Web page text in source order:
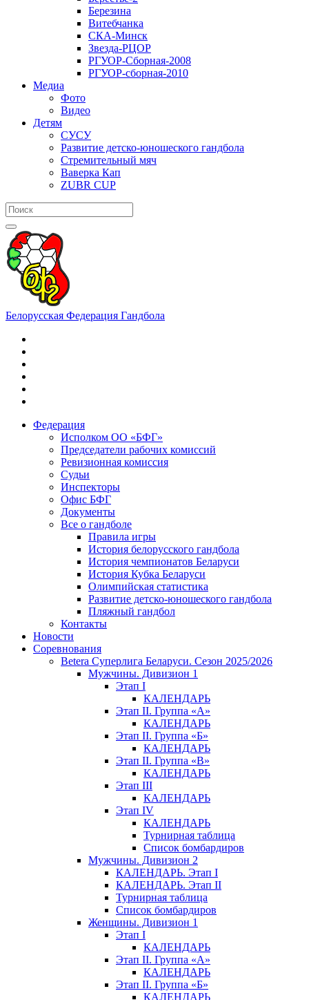
Березина
Витебчанка
СКА-Минск
Звезда-РЦОР
РГУОР-Сборная-2008
РГУОР-сборная-2010
Медиа
Фото
Видео
Детям
СУСУ
Развитие детско-юношеского гандбола
Стремительный мяч
Ваверка Кап
ZUBR CUP
Белорусская Федерация Гандбола
Федерация
Исполком ОО «БФГ»
Председатели рабочих комиссий
Ревизионная комиссия
Судьи
Инспекторы
Офис БФГ
Документы
Все о гандболе
Правила игры
История белорусского гандбола
История чемпионатов Беларуси
История Кубка Беларуси
Олимпийская статистика
Развитие детско-юношеского гандбола
Пляжный гандбол
Контакты
Новости
Соревнования
Betera Суперлига Беларуси. Сезон 2025/2026
Мужчины. Дивизион 1
Этап I
КАЛЕНДАРЬ
Этап II. Группа «А»
КАЛЕНДАРЬ
Этап II. Группа «Б»
КАЛЕНДАРЬ
Этап II. Группа «В»
КАЛЕНДАРЬ
Этап III
КАЛЕНДАРЬ
Этап IV
КАЛЕНДАРЬ
Турнирная таблица
Список бомбардиров
Мужчины. Дивизион 2
КАЛЕНДАРЬ. Этап I
КАЛЕНДАРЬ. Этап II
Турнирная таблица
Список бомбардиров
Женщины. Дивизион 1
Этап I
КАЛЕНДАРЬ
Этап II. Группа «А»
КАЛЕНДАРЬ
Этап II. Группа «Б»
КАЛЕНДАРЬ